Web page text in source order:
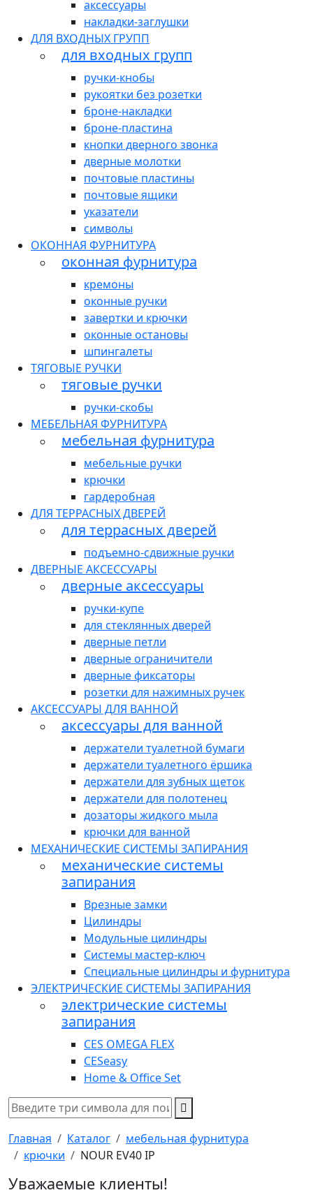
аксессуары
накладки-заглушки
ДЛЯ ВХОДНЫХ ГРУПП
для входных групп
ручки-кнобы
рукоятки без розетки
броне-накладки
броне-пластина
кнопки дверного звонка
дверные молотки
почтовые пластины
почтовые ящики
указатели
символы
ОКОННАЯ ФУРНИТУРА
оконная фурнитура
кремоны
оконные ручки
завертки и крючки
оконные остановы
шпингалеты
ТЯГОВЫЕ РУЧКИ
тяговые ручки
ручки-скобы
МЕБЕЛЬНАЯ ФУРНИТУРА
мебельная фурнитура
мебельные ручки
крючки
гардеробная
ДЛЯ ТЕРРАСНЫХ ДВЕРЕЙ
для террасных дверей
подъемно-сдвижные ручки
ДВЕРНЫЕ АКСЕССУАРЫ
дверные аксессуары
ручки-купе
для стеклянных дверей
дверные петли
дверные ограничители
дверные фиксаторы
розетки для нажимных ручек
АКСЕССУАРЫ ДЛЯ ВАННОЙ
аксессуары для ванной
держатели туалетной бумаги
держатели туалетного ёршика
держатели для зубных щеток
держатели для полотенец
дозаторы жидкого мыла
крючки для ванной
МЕХАНИЧЕСКИЕ СИСТЕМЫ ЗАПИРАНИЯ
механические системы
запирания
Врезные замки
Цилиндры
Модульные цилиндры
Системы мастер-ключ
Специальные цилиндры и фурнитура
ЭЛЕКТРИЧЕСКИЕ СИСТЕМЫ ЗАПИРАНИЯ
электрические системы
запирания
CES OMEGA FLEX
CESeasy
Home & Office Set
Главная Каталог
мебельная фурнитура
крючки
NOUR EV40 IP
Уважаемые клиенты!